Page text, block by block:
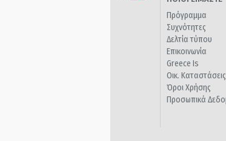
Πρόγραμμα
Συχνότητες
Δελτία τύπου
Επικοινωνία
Greece Is
Οικ. Καταστάσεις
Όροι Χρήσης
Προσωπικά